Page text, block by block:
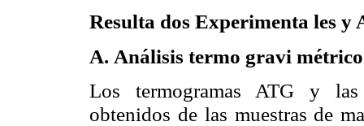
Resulta dos Experimenta les y
A. Análisis termo gravi
Los termogramas ATG y las
obtenidos de las muestras de